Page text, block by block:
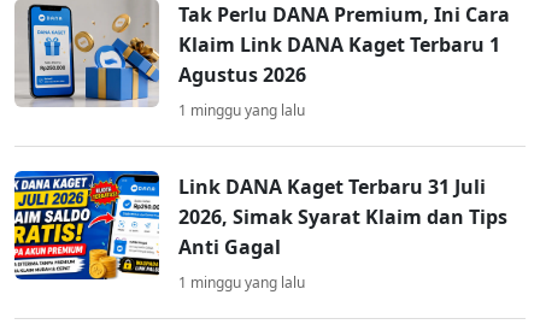
Tak Perlu DANA Premium, Ini Cara
Klaim Link DANA Kaget Terbaru 1
Agustus 2026
1 minggu yang lalu
Link DANA Kaget Terbaru 31 Juli
2026, Simak Syarat Klaim dan Tips
Anti Gagal
1 minggu yang lalu